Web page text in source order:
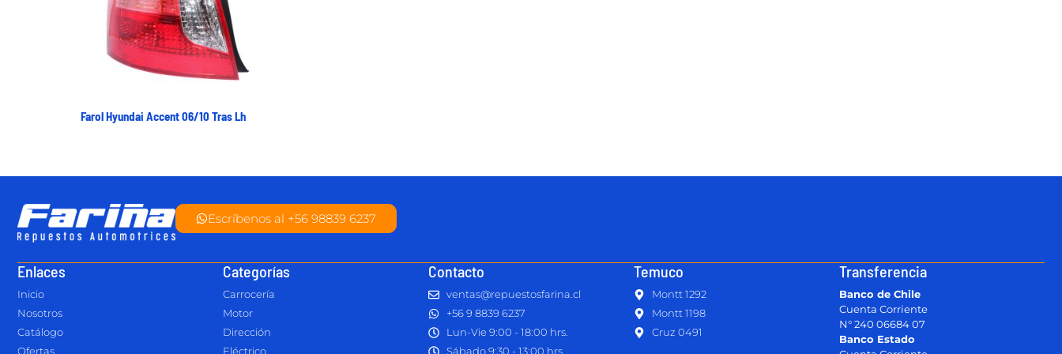
Farol Hyundai Accent 06/10 Tras Lh
Escríbenos al +56 98839 6237
Enlaces
Inicio
Nosotros
Catálogo
Ofertas
Categorías
Carrocería
Motor
Dirección
Eléctrico
Contacto
ventas@repuestosfarina.cl
+56 9 8839 6237
Lun-Vie 9:00 - 18:00 hrs.
Sábado 9:30 - 13:00 hrs.
Temuco
Montt 1292
Montt 1198
Cruz 0491
Transferencia
Banco de Chile
Cuenta Corriente
N° 240 06684 07
Banco Estado